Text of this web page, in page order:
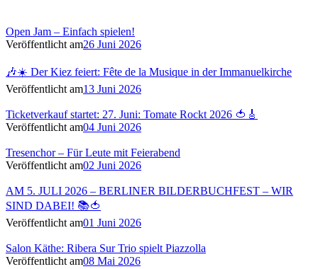
Open Jam – Einfach spielen!
Veröffentlicht am26 Juni 2026
🎶☀️ Der Kiez feiert: Fête de la Musique in der Immanuelkirche
Veröffentlicht am13 Juni 2026
Ticketverkauf startet: 27. Juni: Tomate Rockt 2026 🍅🎸
Veröffentlicht am04 Juni 2026
Tresenchor – Für Leute mit Feierabend
Veröffentlicht am02 Juni 2026
AM 5. JULI 2026 – BERLINER BILDERBUCHFEST – WIR
SIND DABEI! 📚🍅
Veröffentlicht am01 Juni 2026
Salon Käthe: Ribera Sur Trio spielt Piazzolla
Veröffentlicht am08 Mai 2026